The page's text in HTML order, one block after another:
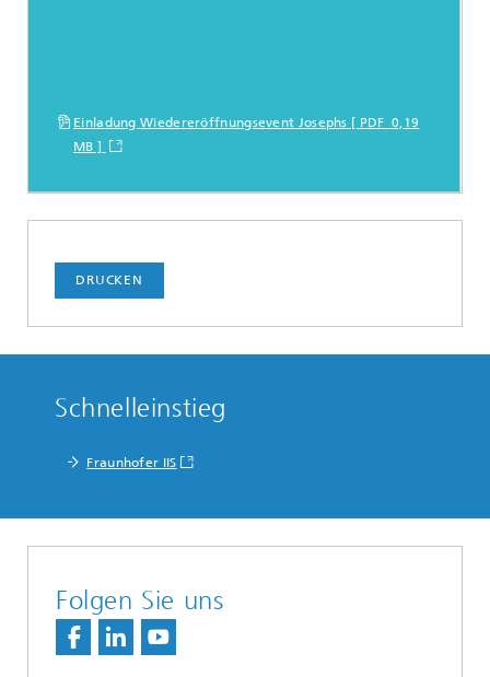
Einladung Wiedereröffnungsevent Josephs [ PDF 0,19
MB ]
DRUCKEN
Schnelleinstieg
Fraunhofer IIS
Folgen Sie uns